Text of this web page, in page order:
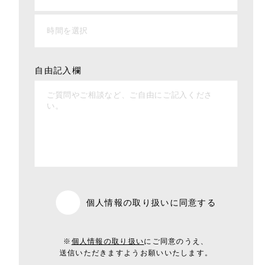
自由記入欄
個人情報の取り扱いに同意する
※ 個人情報の取り扱いにご同意のうえ、
送信いただきますようお願いいたします。